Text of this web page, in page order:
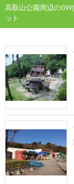
高取山公園周辺の
ット